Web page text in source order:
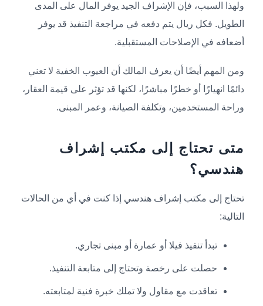
ولهذا السبب، فإن الإشراف الجيد يوفر المال على المدى
الطويل. فكل ريال يتم دفعه في مراجعة التنفيذ قد يوفر
أضعافه في الإصلاحات المستقبلية.
ومن المهم أيضًا أن يعرف المالك أن العيوب الخفية لا تعني
دائمًا انهيارًا أو خطرًا مباشرًا، لكنها قد تؤثر على قيمة العقار،
وراحة المستخدمين، وتكلفة الصيانة، وعمر المبنى.
متى تحتاج إلى مكتب إشراف
هندسي؟
تحتاج إلى مكتب إشراف هندسي إذا كنت في أي من الحالات
التالية:
تبدأ تنفيذ فيلا أو عمارة أو مبنى تجاري.
حصلت على رخصة وتحتاج إلى متابعة التنفيذ.
تعاقدت مع مقاول ولا تملك خبرة فنية لمتابعته.